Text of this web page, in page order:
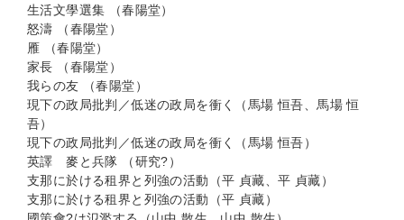
生活文學選集 （春陽堂）
怒濤 （春陽堂）
雁 （春陽堂）
家長 （春陽堂）
我らの友 （春陽堂）
現下の政局批判／低迷の政局を衝く（馬場 恒吾、馬場 恒
吾）
現下の政局批判／低迷の政局を衝く（馬場 恒吾）
英譯 麥と兵隊 （研究?）
支那に於ける租界と列強の活動（平 貞藏、平 貞藏）
支那に於ける租界と列強の活動（平 貞藏）